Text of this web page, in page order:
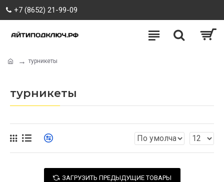
+7 (8652) 21-99-09
турникеты
турникеты
ЗАГРУЗИТЬ ПРЕДЫДУЩИЕ ТОВАРЫ